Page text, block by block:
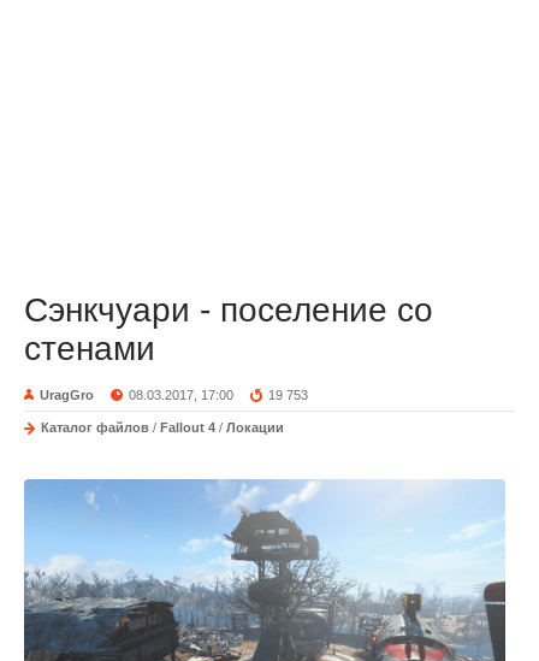
Сэнкчуари - поселение со
стенами
UragGro 08.03.2017, 17:00 19 753
Каталог файлов / Fallout 4 / Локации